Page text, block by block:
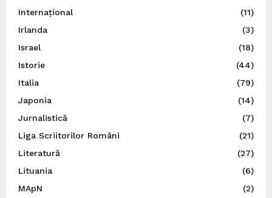
Internațional
(11)
Irlanda
(3)
Israel
(18)
Istorie
(44)
Italia
(79)
Japonia
(14)
Jurnalistică
(7)
Liga Scriitorilor Români
(21)
Literatură
(27)
Lituania
(6)
MApN
(2)